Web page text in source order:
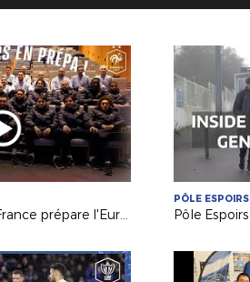
Futsal : l'Equipe de France prépare l'Euro 2026 !
PÔLE ESPOIRS